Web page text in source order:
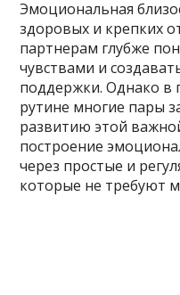
Эмоциональная
здоровых и крепких
партнерам глубже
чувствами и
поддержки. Однако в
рутине многие пары
развитию этой
построение
через простые и
которые не требуют